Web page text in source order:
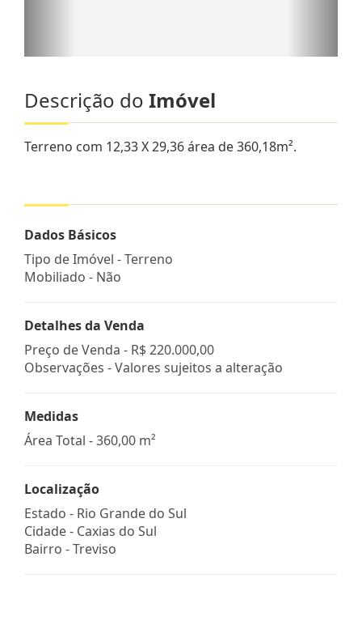
Descrição do Imóvel
Terreno com 12,33 X 29,36 área de 360,18m².
Dados Básicos
Tipo de Imóvel - Terreno
Mobiliado - Não
Detalhes da Venda
Preço de Venda - R$ 220.000,00
Observações - Valores sujeitos a alteração
Medidas
Área Total - 360,00 m²
Localização
Estado - Rio Grande do Sul
Cidade - Caxias do Sul
Bairro -Treviso